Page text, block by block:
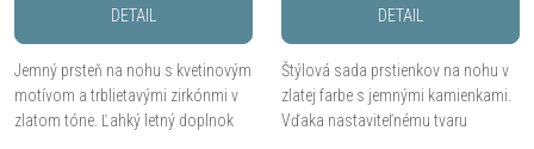
DETAIL
Jemný prsteň na nohu s kvetinovým
motívom a trblietavými zirkónmi v
zlatom tóne. Ľahký letný doplnok
DETAIL
Štýlová sada prstienkov na nohu v
zlatej farbe s jemnými kamienkami.
Vďaka nastaviteľnému tvaru